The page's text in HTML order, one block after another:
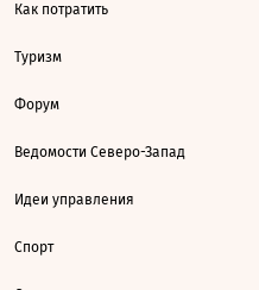
Как потратить
Туризм
Форум
Ведомости Северо-Запад
Идеи управления
Спорт